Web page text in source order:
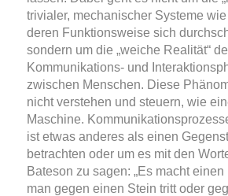
trivialer, mechanischer Systeme
deren Funktionsweise sich
sondern um die „weiche Realität“
Kommunikations- und
zwischen Menschen. Diese
nicht verstehen und steuern, wie
Maschine.
ist etwas anderes als einen
betrachten oder um es mit den
Bateson zu sagen: „Es macht
man gegen einen Stein tritt oder